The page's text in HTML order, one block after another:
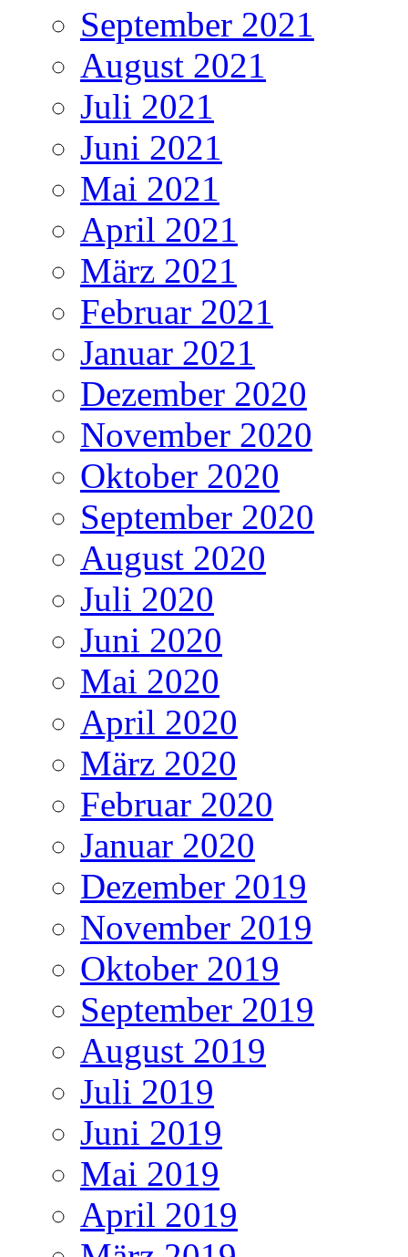
September 2021
August 2021
Juli 2021
Juni 2021
Mai 2021
April 2021
März 2021
Februar 2021
Januar 2021
Dezember 2020
November 2020
Oktober 2020
September 2020
August 2020
Juli 2020
Juni 2020
Mai 2020
April 2020
März 2020
Februar 2020
Januar 2020
Dezember 2019
November 2019
Oktober 2019
September 2019
August 2019
Juli 2019
Juni 2019
Mai 2019
April 2019